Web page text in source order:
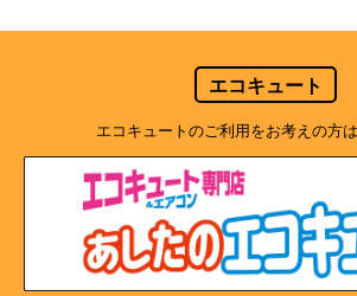
エコキュート
エコキュートのご利用をお考えの方